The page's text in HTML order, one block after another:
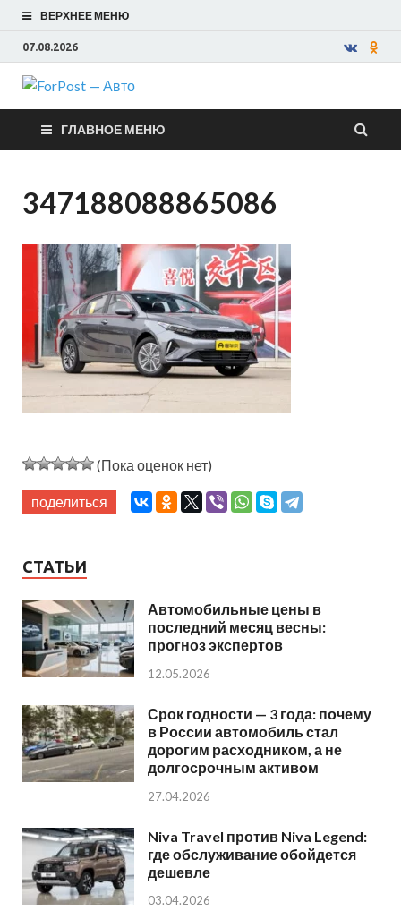
ВЕРХНЕЕ МЕНЮ
07.08.2026
ForPost —
Авто
ГЛАВНОЕ МЕНЮ
347188088865086
(Пока оценок нет)
поделиться
СТАТЬИ
Автомобильные цены в
последний месяц весны:
прогноз экспертов
12.05.2026
Срок годности — 3 года: почему
в России автомобиль стал
дорогим расходником, а не
долгосрочным активом
27.04.2026
Niva Travel против Niva Legend:
где обслуживание обойдется
дешевле
03.04.2026